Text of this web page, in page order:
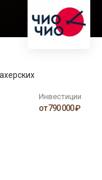
Инвестиции
от 790 000 ₽